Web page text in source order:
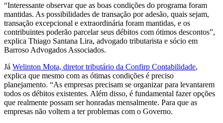
“Interessante observar que as boas condições do programa foram
mantidas. As possibilidades de transação por adesão, quais sejam,
transação excepcional e extraordinária foram mantidas, e os
contribuintes poderão parcelar seus débitos com ótimos descontos”,
explica Thiago Santana Lira, advogado tributarista e sócio em
Barroso Advogados Associados.
Já Welinton Mota, diretor tributário da Confirp Contabilidade,
explica que mesmo com as ótimas condições é preciso
planejamento. “As empresas precisam se organizar para levantarem
todos os débitos existentes. Além disso, é fundamental fazer opções
que realmente possam ser honradas mensalmente. Para que as
empresas não voltem a ter problemas com o Governo.